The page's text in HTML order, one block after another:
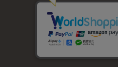
© FLANDRE CO., LTD.